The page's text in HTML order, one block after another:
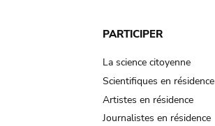
PARTICIPER
La science citoyenne
Scientifiques en résidence
Artistes en résidence
Journalistes en résidence